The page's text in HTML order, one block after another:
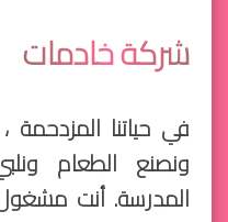
شركة خادمات
في حياتنا المزدحمة
ونصنع الطعام
المدرسة. أنت